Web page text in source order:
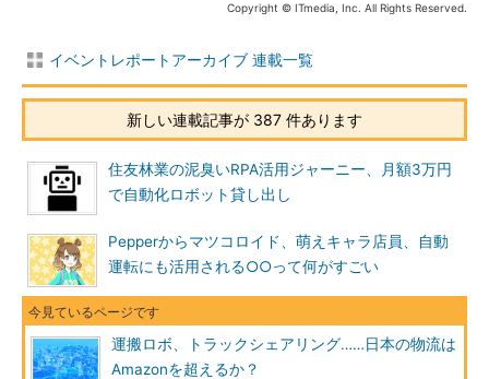
Copyright © ITmedia, Inc. All Rights Reserved.
イベントレポートアーカイブ 連載一覧
新しい連載記事が 387 件あります
住友林業の泥臭いRPA活用ジャーニー、月額3万円
で自動化ロボット貸し出し
Pepperからマツコロイド、萌えキャラ店員、自動
運転にも活用される○○って何がすごい
運搬ロボ、トラックシェアリング……日本の物流は
Amazonを超えるか？